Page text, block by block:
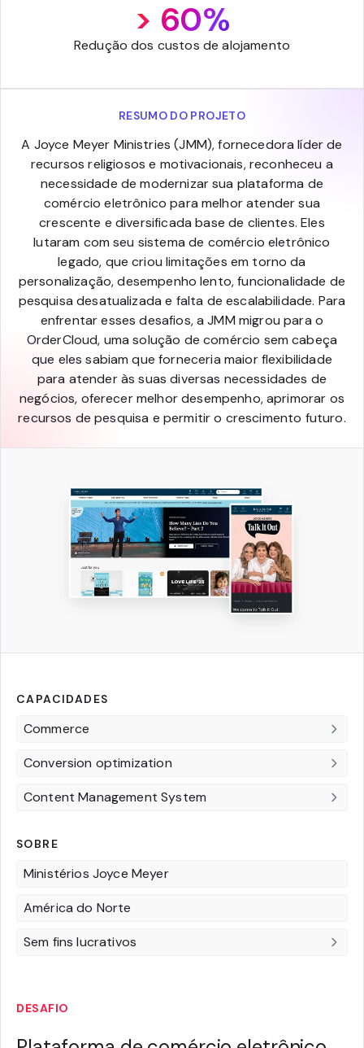
> 60%
Redução dos custos de alojamento
RESUMO DO PROJETO
A Joyce Meyer Ministries (JMM), fornecedora líder de
recursos religiosos e motivacionais, reconheceu a
necessidade de modernizar sua plataforma de
comércio eletrônico para melhor atender sua
crescente e diversificada base de clientes. Eles
lutaram com seu sistema de comércio eletrônico
legado, que criou limitações em torno da
personalização, desempenho lento, funcionalidade de
pesquisa desatualizada e falta de escalabilidade. Para
enfrentar esses desafios, a JMM migrou para o
OrderCloud, uma solução de comércio sem cabeça
que eles sabiam que forneceria maior flexibilidade
para atender às suas diversas necessidades de
negócios, oferecer melhor desempenho, aprimorar os
recursos de pesquisa e permitir o crescimento futuro.
CAPACIDADES
Commerce
Conversion optimization
Content Management System
SOBRE
Ministérios Joyce Meyer
América do Norte
Sem fins lucrativos
DESAFIO